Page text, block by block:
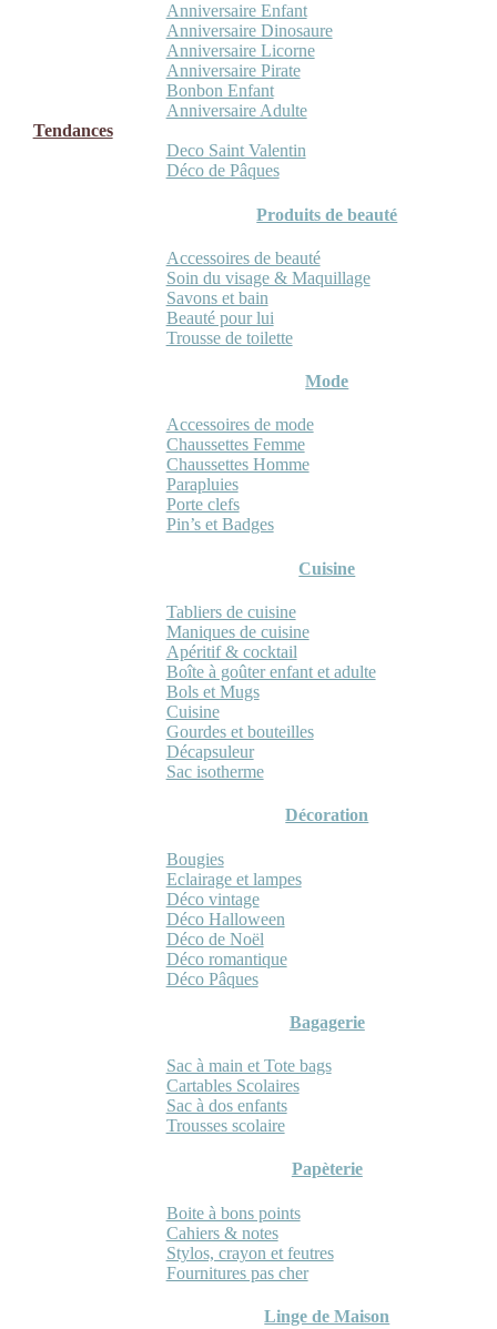
Anniversaire Enfant
Anniversaire Dinosaure
Anniversaire Licorne
Anniversaire Pirate
Bonbon Enfant
Anniversaire Adulte
Tendances
Deco Saint Valentin
Déco de Pâques
Produits de beauté
Accessoires de beauté
Soin du visage & Maquillage
Savons et bain
Beauté pour lui
Trousse de toilette
Mode
Accessoires de mode
Chaussettes Femme
Chaussettes Homme
Parapluies
Porte clefs
Pin’s et Badges
Cuisine
Tabliers de cuisine
Maniques de cuisine
Apéritif & cocktail
Boîte à goûter enfant et adulte
Bols et Mugs
Cuisine
Gourdes et bouteilles
Décapsuleur
Sac isotherme
Décoration
Bougies
Eclairage et lampes
Déco vintage
Déco Halloween
Déco de Noël
Déco romantique
Déco Pâques
Bagagerie
Sac à main et Tote bags
Cartables Scolaires
Sac à dos enfants
Trousses scolaire
Papèterie
Boite à bons points
Cahiers & notes
Stylos, crayon et feutres
Fournitures pas cher
Linge de Maison